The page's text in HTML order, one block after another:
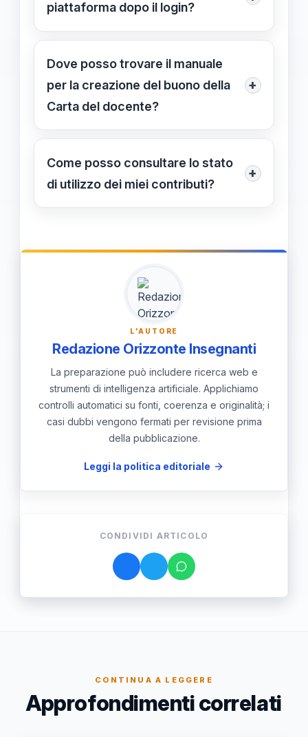
di utilizzo.
piattaforma dopo il login?
Dopo il login, l’accesso rimane attivo
per 30 minuti, periodo entro il quale
puoi completare le operazioni senza
dover riconnetterti.
Dove posso trovare il manuale
per la creazione del buono della
Carta del docente?
+
Puoi scaricare il manuale ufficiale in
formato PDF dalla piattaforma o dal
sito dedicato, per seguire passo per
Come posso consultare lo stato
di utilizzo dei miei contributi?
+
Una volta effettuato l’accesso, puoi
transazioni nella sezione dedicata ai
tuoi servizi digitali sulla piattaforma.
L'AUTORE
Redazione Orizzonte Insegnanti
La preparazione può includere ricerca web e
strumenti di intelligenza artificiale. Applichiamo
controlli automatici su fonti, coerenza e originalità; i
casi dubbi vengono fermati per revisione prima
della pubblicazione.
Leggi la politica editoriale
CONDIVIDI ARTICOLO
CONTINUA A LEGGERE
Approfondimenti correlati